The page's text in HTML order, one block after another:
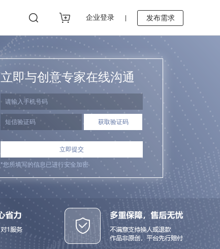
企业登录 发布需求
立即与创意专家在线沟通
立即提交
*您所填写的信息已进行安全加密